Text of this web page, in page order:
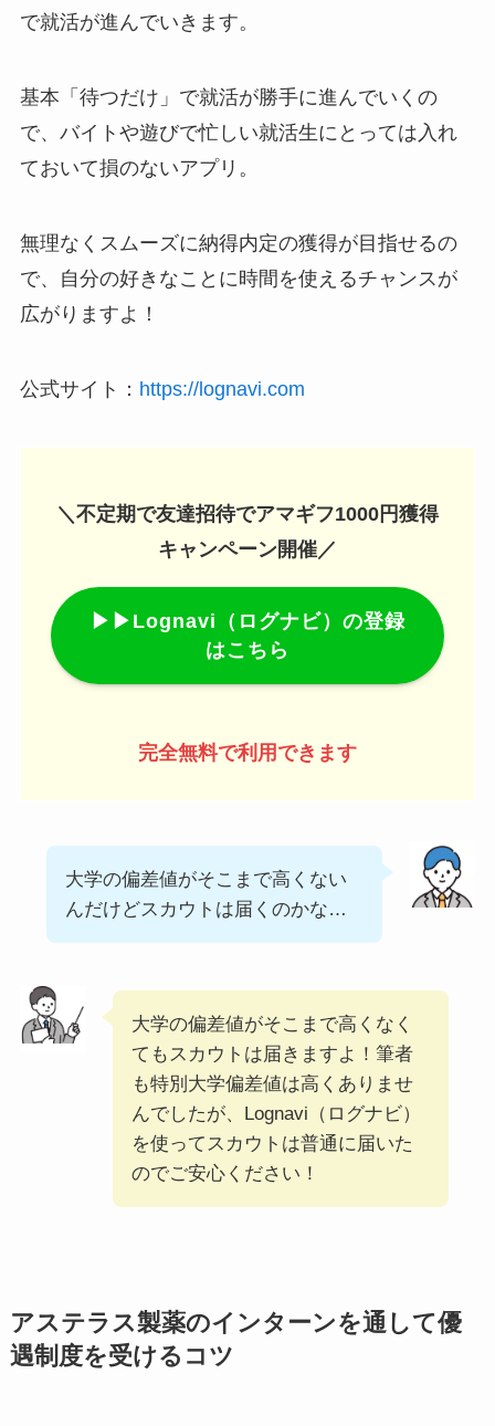
で就活が進んでいきます。
基本「待つだけ」で就活が勝手に進んでいくの
で、バイトや遊びで忙しい就活生にとっては入れ
ておいて損のないアプリ。
無理なくスムーズに納得内定の獲得が目指せるの
で、自分の好きなことに時間を使えるチャンスが
広がりますよ！
公式サイト： https://lognavi.com
＼不定期で友達招待でアマギフ1000円獲得
キャンペーン開催／
▶▶Lognavi（ログナビ）の登録
はこちら
完全無料で利用できます
大学の偏差値がそこまで高くない
んだけどスカウトは届くのかな…
大学の偏差値がそこまで高くなく
てもスカウトは届きますよ！筆者
も特別大学偏差値は高くありませ
んでしたが、Lognavi（ログナビ）
を使ってスカウトは普通に届いた
のでご安心ください！
アステラス製薬のインターンを通して優
遇制度を受けるコツ